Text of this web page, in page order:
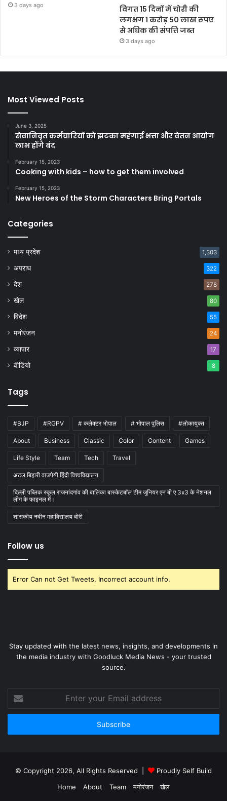
3 days ago
विगत 15 दिनों में चोरी की
लगभग 1 करोड़ 50 लाख रूपए
से अधिक की संपत्ति जब्‍त
3 days ago
Most Viewed Posts
June 3, 2025
सेवानिवृत कर्मचारियों को झटका महंगाई भत्ता और वेतन आयोग
लाभ होंगे बंद
February 15, 2023
Cooking with kids – how to get them involved
February 15, 2023
New Heroes of the Storm Characters Bring Portals
Categories
मध्य प्रदेश 1,303
अपराध 322
देश 278
खेल 80
विदेश 55
मनोरंजन 24
व्यापार 17
वीडियो 8
Tags
#BJP #RGPV # कलेक्टर भोपाल # भोपाल पुलिस #लोकायुक्त
About Business Classic Color Content Games
Life Style Team Tech Travel
अटल बिहारी वाजपेयी हिंदी विश्वविद्यालय
दिल्ली पब्लिक स्कूल राजनांदगांव की बालिका बास्केटबाॅल टीम जुनियर एन बी ए 3x3 के नेशनल
लीग के फाइनल में।
शासकीय नवीन महाविद्यालय बोरी
Follow us
Error Can not Get Tweets, Incorrect account info.
Stay updated with the latest news, insights, and developments in
the media industry with Goodluck Media News - your trusted
source.
your
Email
© Copyright 2026, All Rights Reserved |
Proudly Self Build
Home
About Team मनोरंजन खेल